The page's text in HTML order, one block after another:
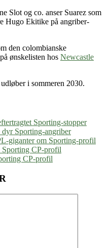
Slot og co. anser Suarez som
Hugo Ekitike på angriber-
den colombianske
ønskelisten hos Newcastle
i sommeren 2030.
Sporting-stopper
Sporting-angriber
giganter om Sporting-profil
CP-profil
CP-profil